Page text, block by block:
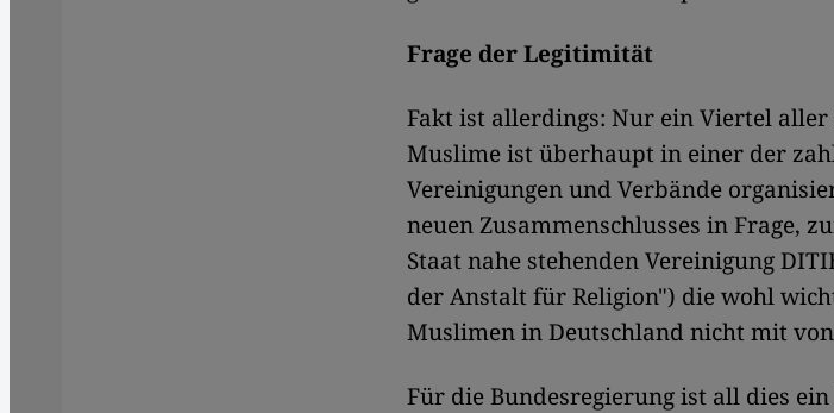
Frage der Legitimität
Fakt ist allerdings: Nur ein Viertel
Muslime ist überhaupt in einer der
Vereinigungen und Verbände
neuen Zusammenschlusses in Frage,
Staat nahe stehenden Vereinigung
der Anstalt für Religion") die wohl
Muslimen in Deutschland nicht mit
Für die Bundesregierung ist all dies